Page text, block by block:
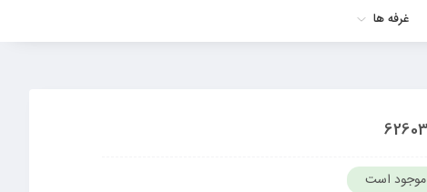
غرفه ها
موجود است